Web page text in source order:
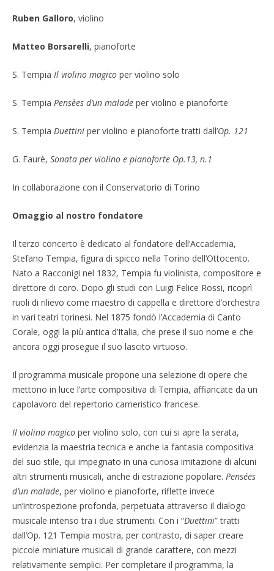
Ruben Galloro, violino
Matteo Borsarelli, pianoforte
S. Tempia Il violino magicoper violino solo
S. Tempia Pensèes d’un maladeper violino e pianoforte
S. Tempia Duettiniper violino e pianoforte tratti dall’Op. 121
G. Faurè, Sonata per violino e pianoforte Op.13, n.1
In collaborazione con il Conservatorio di Torino
Omaggio al nostro fondatore
Il terzo concerto è dedicato al fondatore dell’Accademia,
Stefano Tempia, figura di spicco nella Torino dell’Ottocento.
Nato a Racconigi nel 1832, Tempia fu violinista, compositore e
direttore di coro. Dopo gli studi con Luigi Felice Rossi, ricoprì
ruoli di rilievo come maestro di cappella e direttore d’orchestra
in vari teatri torinesi. Nel 1875 fondò l’Accademia di Canto
Corale, oggi la più antica d’Italia, che prese il suo nome e che
ancora oggi prosegue il suo lascito virtuoso.
Il programma musicale propone una selezione di opere che
mettono in luce l’arte compositiva di Tempia, affiancate da un
capolavoro del repertorio cameristico francese.
Il violino magicoper violino solo, con cui si apre la serata,
evidenzia la maestria tecnica e anche la fantasia compositiva
del suo stile, qui impegnato in una curiosa imitazione di alcuni
altri strumenti musicali, anche di estrazione popolare. Pensées
d’un malade, per violino e pianoforte, riflette invece
un’introspezione profonda, perpetuata attraverso il dialogo
musicale intenso tra i due strumenti. Con i “Duettini” tratti
dall’Op. 121 Tempia mostra, per contrasto, di saper creare
piccole miniature musicali di grande carattere, con mezzi
relativamente semplici. Per completare il programma, la